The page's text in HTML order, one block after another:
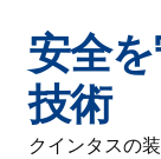
安全
技術
クインタスの